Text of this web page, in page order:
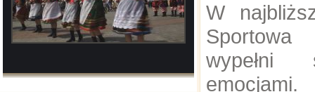
W
wypełni